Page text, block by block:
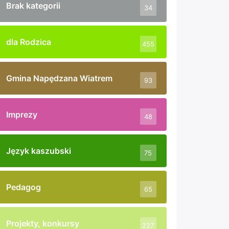
Brak kategorii 34
dla Rodzica 455
Gmina Napędzana Wiatrem 93
Imprezy 48
Język kaszubski 75
Pedagog 65
Projekty, konkursy 227